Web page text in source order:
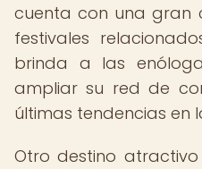
cuenta con una gran
festivales
brinda a las
ampliar su red de
últimas tendencias en
Otro destino